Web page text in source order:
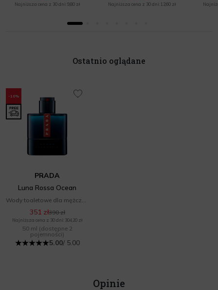
Najniższa cena z 30 dni: 9,80 zł Najniższa cena z 30 dni: 12,60 zł
Ostatnio oglądane
-10%
PRADA
Luna Rossa Ocean
351 zł390 zł
Najniższa cena z 30 dni: 304,20 zł
50 ml (dostępne 2
pojemności)
5.00/ 5.00
Opinie